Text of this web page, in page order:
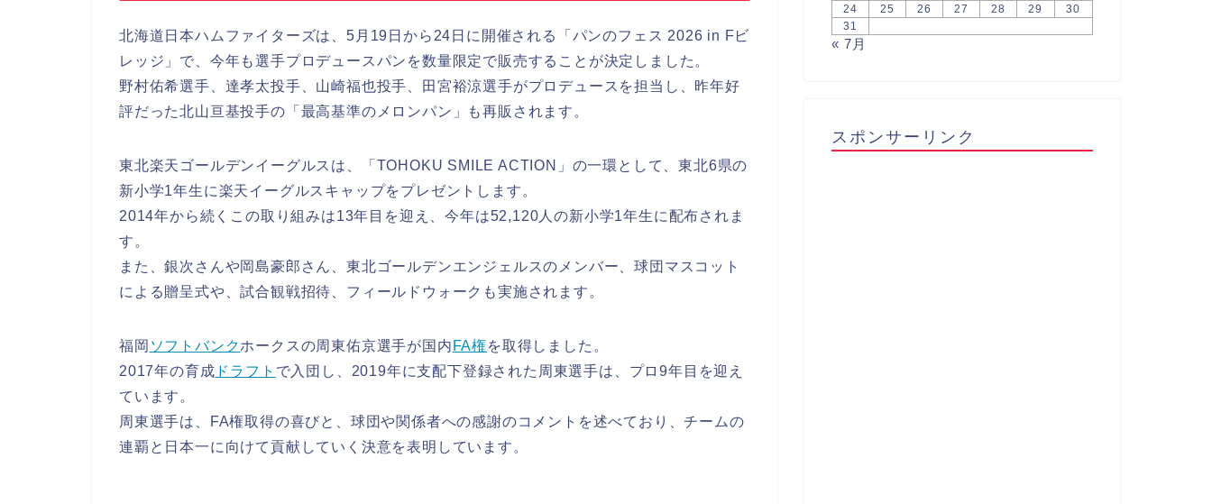
北海道日本ハムファイターズは、5月19日から24日に開催される「パンのフェス 2026 in Fビ
レッジ」で、今年も選手プロデュースパンを数量限定で販売することが決定しました。
野村佑希選手、達孝太投手、山崎福也投手、田宮裕涼選手がプロデュースを担当し、昨年好
評だった北山亘基投手の「最高基準のメロンパン」も再販されます。
東北楽天ゴールデンイーグルスは、「TOHOKU SMILE ACTION」の一環として、東北6県の
新小学1年生に楽天イーグルスキャップをプレゼントします。
2014年から続くこの取り組みは13年目を迎え、今年は52,120人の新小学1年生に配布されま
す。
また、銀次さんや岡島豪郎さん、東北ゴールデンエンジェルスのメンバー、球団マスコット
による贈呈式や、試合観戦招待、フィールドウォークも実施されます。
福岡 ソフトバンクホークスの周東佑京選手が国内 FA権を取得しました。
2017年の育成 ドラフト で入団し、2019年に支配下登録された周東選手は、プロ9年目を迎え
ています。
周東選手は、FA権取得の喜びと、球団や関係者への感謝のコメントを述べており、チームの
連覇と日本一に向けて貢献していく決意を表明しています。
24
25 26 27 28 29
30
31
« 7月
スポンサーリンク